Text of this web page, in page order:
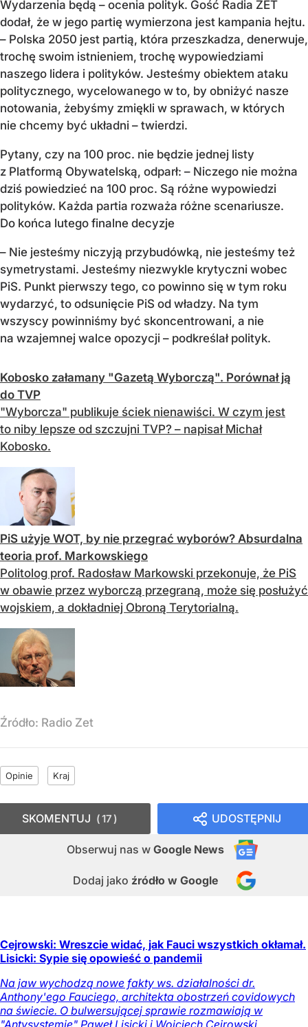
Wydarzenia będą – ocenia polityk. Gość Radia ZET
dodał, że w jego partię wymierzona jest kampania hejtu.
– Polska 2050 jest partią, która przeszkadza, denerwuje,
trochę swoim istnieniem, trochę wypowiedziami
naszego lidera i polityków. Jesteśmy obiektem ataku
politycznego, wycelowanego w to, by obniżyć nasze
notowania, żebyśmy zmiękli w sprawach, w których
nie chcemy być układni – twierdzi.
Pytany, czy na 100 proc. nie będzie jednej listy
z Platformą Obywatelską, odparł: – Niczego nie można
dziś powiedzieć na 100 proc. Są różne wypowiedzi
polityków. Każda partia rozważa różne scenariusze.
Do końca lutego finalne decyzje
– Nie jesteśmy niczyją przybudówką, nie jesteśmy też
symetrystami. Jesteśmy niezwykle krytyczni wobec
PiS. Punkt pierwszy tego, co powinno się w tym roku
wydarzyć, to odsunięcie PiS od władzy. Na tym
wszyscy powinniśmy być skoncentrowani, a nie
na wzajemnej walce opozycji – podkreślał polityk.
Kobosko załamany "Gazetą Wyborczą". Porównał ją
do TVP
"Wyborcza" publikuje ściek nienawiści. W czym jest
to niby lepsze od szczujni TVP? – napisał Michał
Kobosko.
PiS użyje WOT, by nie przegrać wyborów? Absurdalna
teoria prof. Markowskiego
Politolog prof. Radosław Markowski przekonuje, że PiS
w obawie przez wyborczą przegraną, może się posłużyć
wojskiem, a dokładniej Obroną Terytorialną.
Źródło: Radio Zet
Opinie Kraj
UDOSTĘPNIJ
Obserwuj nas w Google News
Dodaj jako źródło w Google
SKOMENTUJ 17
Cejrowski: Wreszcie widać, jak Fauci wszystkich okłamał.
Lisicki: Sypie się opowieść o pandemii
Na jaw wychodzą nowe fakty ws. działalności dr.
Anthony'ego Fauciego, architekta obostrzeń covidowych
na świecie. O bulwersującej sprawie rozmawiają w